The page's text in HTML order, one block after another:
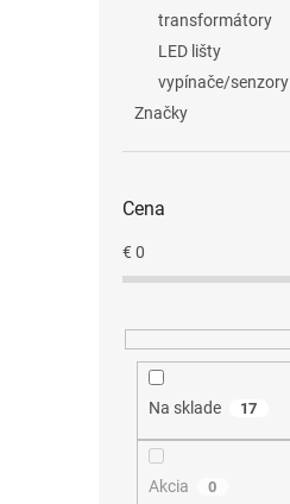
transformátory
LED lišty
vypínače/senzory
Značky
Cena
€ 0
Na sklade 17
Akcia 0